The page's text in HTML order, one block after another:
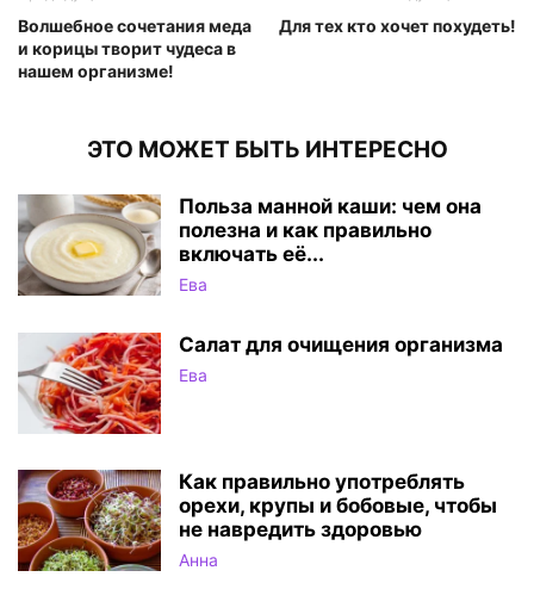
Волшебное сочетания меда
и корицы творит чудеса в
нашем организме!
Для тех кто хочет похудеть!
ЭТО МОЖЕТ БЫТЬ ИНТЕРЕСНО
Польза манной каши: чем она
полезна и как правильно
включать её...
Ева
Салат для очищения организма
Ева
Как правильно употреблять
орехи, крупы и бобовые, чтобы
не навредить здоровью
Анна